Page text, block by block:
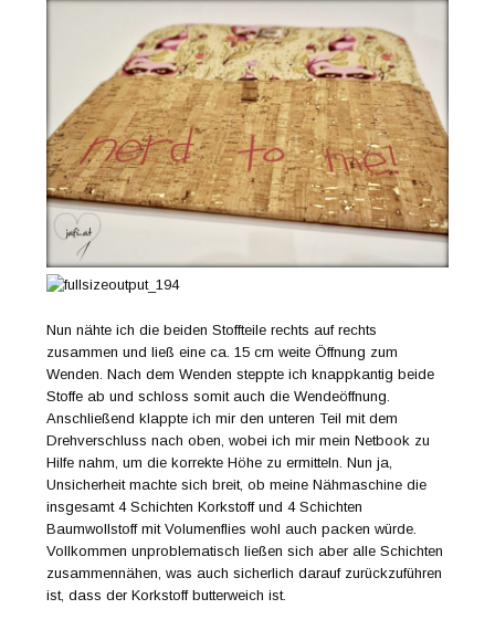
Nun nähte ich die beiden Stoffteile rechts auf rechts
zusammen und ließ eine ca. 15 cm weite Öffnung zum
Wenden. Nach dem Wenden steppte ich knappkantig beide
Stoffe ab und schloss somit auch die Wendeöffnung.
Anschließend klappte ich mir den unteren Teil mit dem
Drehverschluss nach oben, wobei ich mir mein Netbook zu
Hilfe nahm, um die korrekte Höhe zu ermitteln. Nun ja,
Unsicherheit machte sich breit, ob meine Nähmaschine die
insgesamt 4 Schichten Korkstoff und 4 Schichten
Baumwollstoff mit Volumenflies wohl auch packen würde.
Vollkommen unproblematisch ließen sich aber alle Schichten
zusammennähen, was auch sicherlich darauf zurückzuführen
ist, dass der Korkstoff butterweich ist.